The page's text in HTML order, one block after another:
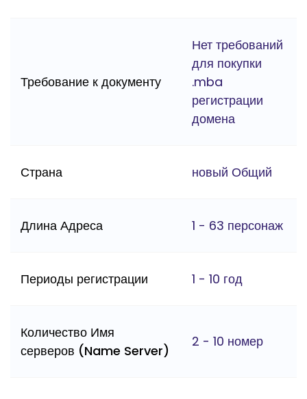
Требование к документу
Нет требований
для покупки
.mba
регистрации
домена
Страна новый Общий
Длина Адреса 1 - 63 персонаж
Периоды регистрации 1 - 10 год
Количество Имя
серверов (Name Server)
2 - 10 номер